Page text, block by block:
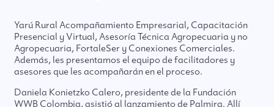
Yarú Rural Acompañamiento Empresarial, Capacitación
Presencial y Virtual, Asesoría Técnica Agropecuaria y no
Agropecuaria, FortaleSer y Conexiones Comerciales.
Además, les presentamos el equipo de facilitadores y
asesores que les acompañarán en el proceso.
Daniela Konietzko Calero, presidente de la Fundación
WWB Colombia, asistió al lanzamiento de Palmira. Allí